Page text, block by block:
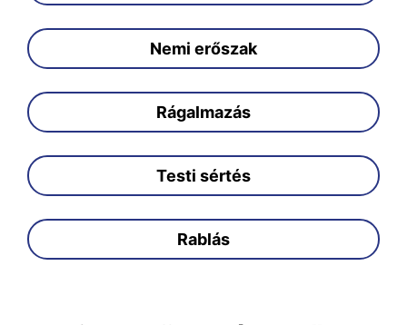
Nemi erőszak
Rágalmazás
Testi sértés
Rablás